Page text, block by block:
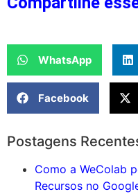
WhatsApp
Facebook
Postagens
Como a WeColab
Recursos no